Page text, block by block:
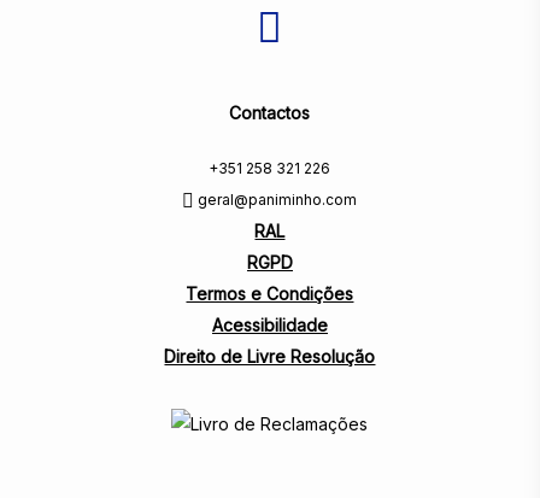
Contactos
+351 258 321 226
geral@paniminho.com
RAL
RGPD
Termos e Condições
Acessibilidade
Direito de Livre Resolução